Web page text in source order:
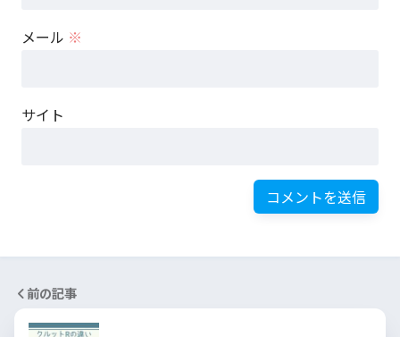
メール ※
サイト
前の記事